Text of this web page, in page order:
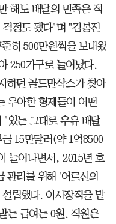
해도 배달의 민족은 적
정도 됐다"며 "김봉진
히 500만원씩을 보내왔
250가구로 늘어났다.
하던 골드만삭스가 찾아
우아한 형제들이 어떤
"있는 그대로 우유 배달
15만달러(약 1억8500
늘어나면서, 2015년 호
관리를 위해 '어르신의
립했다. 이사장직을 맡
는 급여는 0원. 직원은